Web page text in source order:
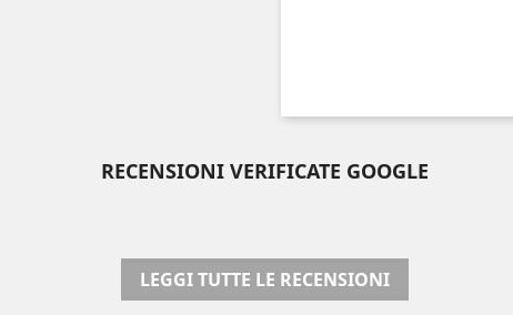
RECENSIONI VERIFICATE GOOGLE
LEGGI TUTTE LE RECENSIONI